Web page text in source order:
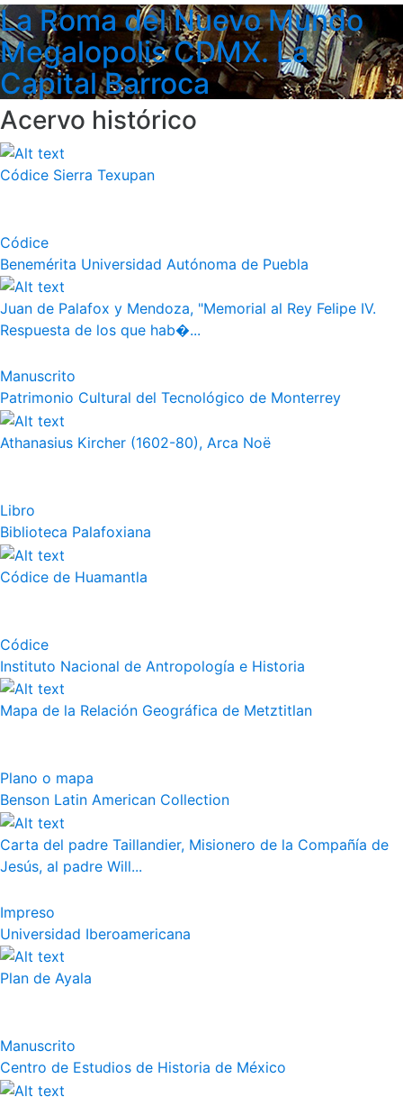
La Roma del Nuevo Mundo
Megalopolis CDMX. La
Capital Barroca
Acervo histórico
Códice Sierra Texupan
Códice
Benemérita Universidad Autónoma de Puebla
Juan de Palafox y Mendoza, "Memorial al Rey Felipe IV.
Respuesta de los que hab�...
Manuscrito
Patrimonio Cultural del Tecnológico de Monterrey
Athanasius Kircher (1602-80), Arca Noë
Libro
Biblioteca Palafoxiana
Códice de Huamantla
Códice
Instituto Nacional de Antropología e Historia
Mapa de la Relación Geográfica de Metztitlan
Plano o mapa
Benson Latin American Collection
Carta del padre Taillandier, Misionero de la Compañía de
Jesús, al padre Will...
Impreso
Universidad Iberoamericana
Plan de Ayala
Manuscrito
Centro de Estudios de Historia de México